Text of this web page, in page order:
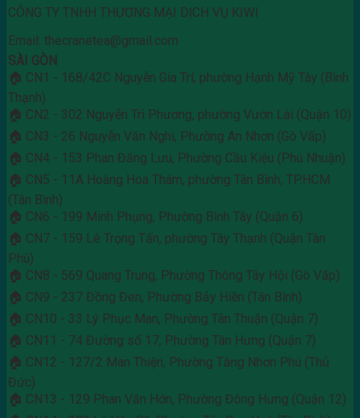
CÔNG TY TNHH THƯƠNG MẠI DỊCH VỤ KIWI
Email: thecranetea@gmail.com
SÀI GÒN
🏠 CN1 - 168/42C Nguyễn Gia Trí, phường Hạnh Mỹ Tây (Bình
Thạnh)
🏠 CN2 - 302 Nguyễn Tri Phương, phường Vườn Lài (Quận 10)
🏠 CN3 - 26 Nguyễn Văn Nghi, Phường An Nhơn (Gò Vấp)
🏠 CN4 - 153 Phan Đăng Lưu, Phường Cầu Kiệu (Phú Nhuận)
🏠 CN5 - 11A Hoàng Hoa Thám, phường Tân Bình, TP.HCM
(Tân Bình)
🏠 CN6 - 199 Minh Phụng, Phường Bình Tây (Quận 6)
🏠 CN7 - 159 Lê Trọng Tấn, phường Tây Thạnh (Quận Tân
Phú)
🏠 CN8 - 569 Quang Trung, Phường Thông Tây Hội (Gò Vấp)
🏠 CN9 - 237 Đồng Đen, Phường Bảy Hiền (Tân Bình)
🏠 CN10 - 33 Lý Phục Man, Phường Tân Thuận (Quận 7)
🏠 CN11 - 74 Đường số 17, Phường Tân Hưng (Quận 7)
🏠 CN12 - 127/2 Man Thiện, Phường Tăng Nhơn Phú (Thủ
Đức)
🏠 CN13 - 129 Phan Văn Hớn, Phường Đông Hưng (Quận 12)